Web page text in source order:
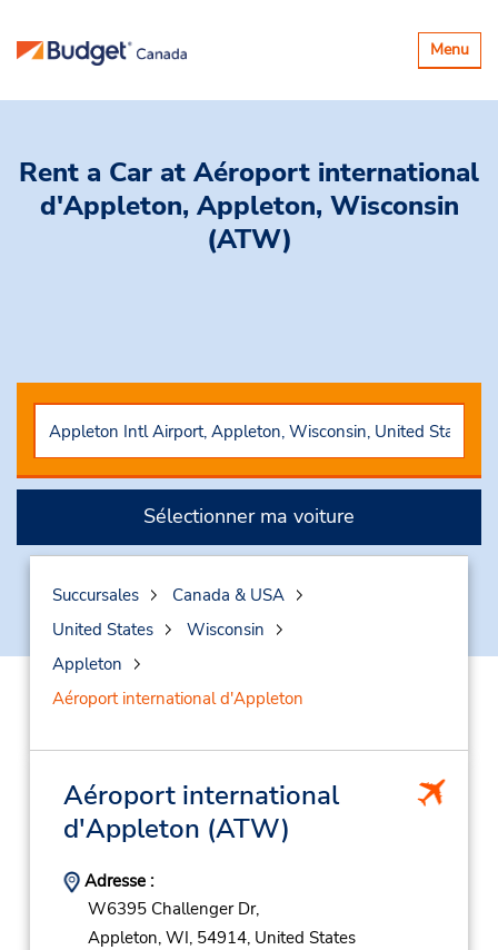
Basculer
la
Menu
Rent a Car at Aéroport international
d'Appleton, Appleton, Wisconsin
(ATW)
Sélectionner ma voiture
Succursales
Canada & USA
United States
Wisconsin
Appleton
Aéroport international d'Appleton
Aéroport international
d'Appleton (ATW)
Adresse :
W6395 Challenger Dr,
Appleton, WI, 54914, United States